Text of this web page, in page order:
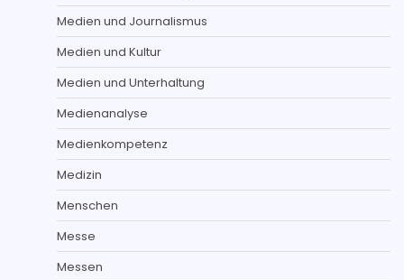
Medien und Journalismus
Medien und Kultur
Medien und Unterhaltung
Medienanalyse
Medienkompetenz
Medizin
Menschen
Messe
Messen